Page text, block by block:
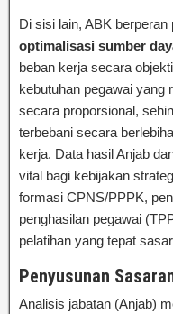
Di sisi lain, ABK
optimalisasi sumber
beban kerja secara
kebutuhan pegawai yang
secara proporsional,
terbebani secara
kerja. Data hasil Anjab
vital bagi kebijakan
formasi CPNS/PPPK,
penghasilan pegawai
pelatihan yang tepat
Penyusunan
Analisis jabatan (Anjab)